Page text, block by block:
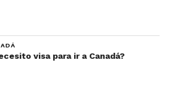
visa para ir a Canadá?